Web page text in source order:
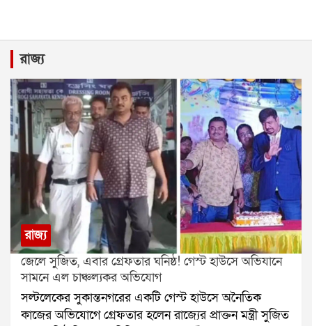
রাজ্য
রাজ্য
জেলে সুজিত, এবার গ্রেফতার ঘনিষ্ঠ! গেস্ট হাউসে অভিযানে
সামনে এল চাঞ্চল্যকর অভিযোগ
সল্টলেকের সুকান্তনগরের একটি গেস্ট হাউসে অনৈতিক
কাজের অভিযোগে গ্রেফতার হলেন রাজ্যের প্রাক্তন মন্ত্রী সুজিত